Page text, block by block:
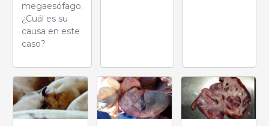
megaesófago.
¿Cuál es su
causa en este
caso?